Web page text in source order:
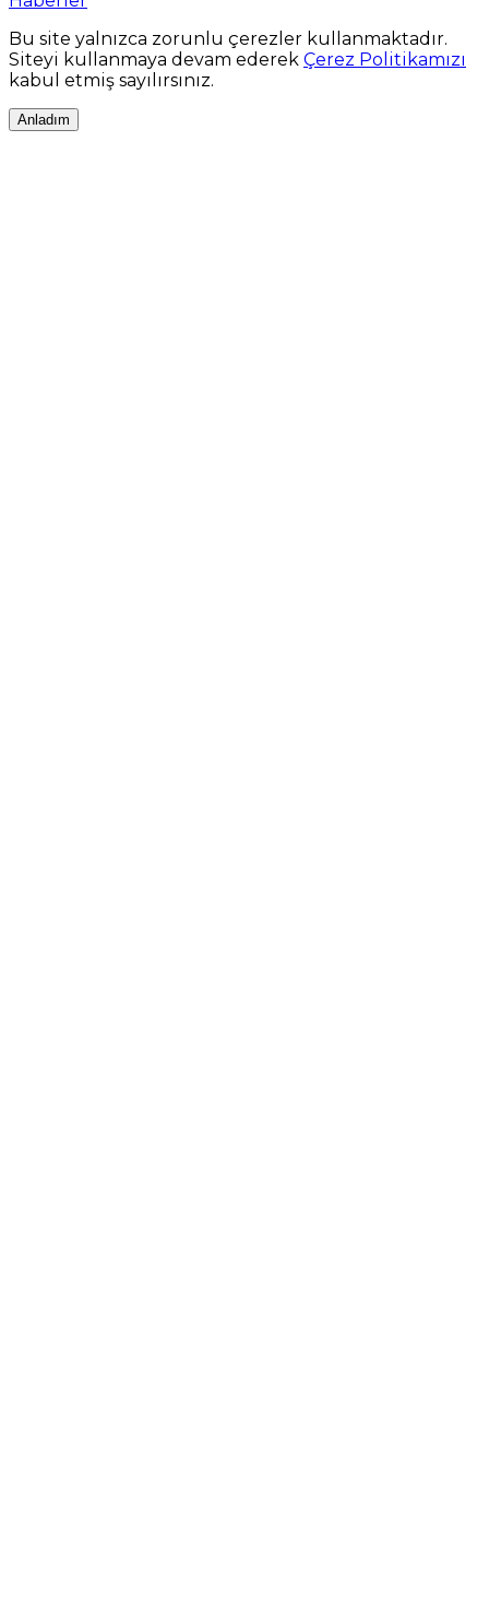
Bu site yalnızca zorunlu çerezler kullanmaktadır.
Siteyi kullanmaya devam ederek Çerez Politikamızı
kabul etmiş sayılırsınız.
Anladım